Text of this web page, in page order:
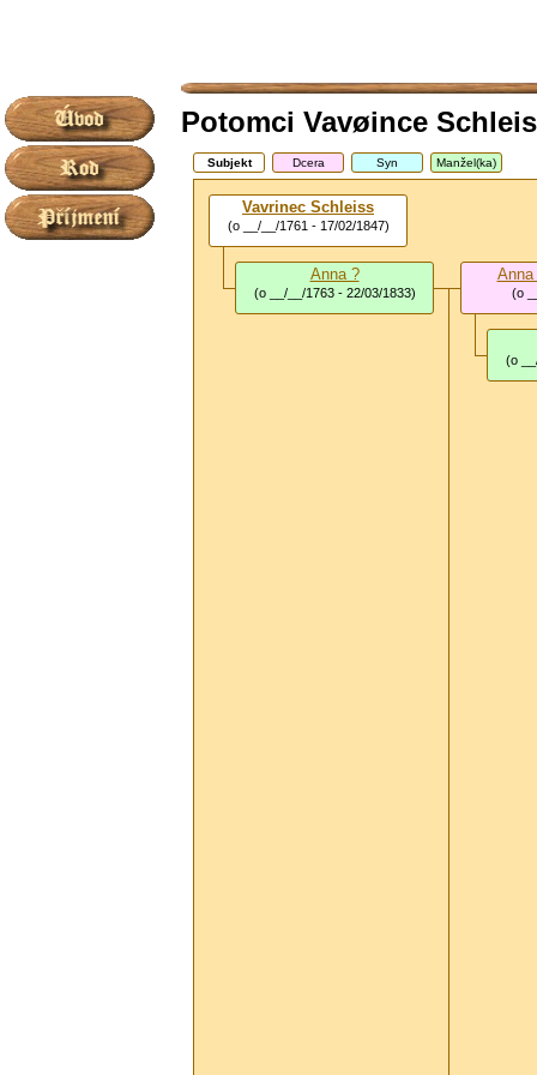
Potomci Vavøince
Subjekt Dcera Syn Manžel(ka)
Vavrinec Schleiss
(o __/__/1761 - 17/02/1847)
Anna ?
(o __/__/1763 - 22/03/1833) (o
(o